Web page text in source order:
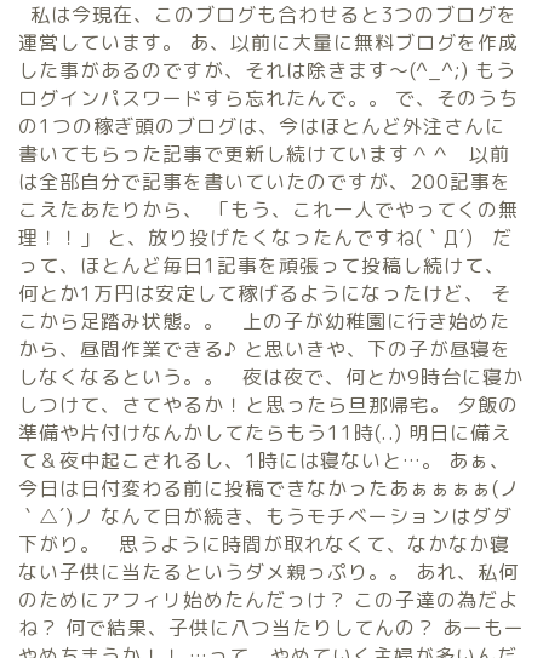
私は今現在、このブログも合わせると3つのブログを
運営しています。 あ、以前に大量に無料ブログを作成
した事があるのですが、それは除きます～(^_^;) もう
ログインパスワードすら忘れたんで。。 で、そのうち
の1つの稼ぎ頭のブログは、今はほとんど外注さんに
書いてもらった記事で更新し続けています＾＾ 以前
は全部自分で記事を書いていたのですが、200記事を
こえたあたりから、 「もう、これ一人でやってくの無
理！！」 と、放り投げたくなったんですね(｀Д´) だ
って、ほとんど毎日1記事を頑張って投稿し続けて、
何とか1万円は安定して稼げるようになったけど、 そ
こから足踏み状態。。 上の子が幼稚園に行き始めた
から、昼間作業できる♪ と思いきや、下の子が昼寝を
しなくなるという。。 夜は夜で、何とか9時台に寝か
しつけて、さてやるか！と思ったら旦那帰宅。 夕飯の
準備や片付けなんかしてたらもう11時(..) 明日に備え
て＆夜中起こされるし、1時には寝ないと…。 あぁ、
今日は日付変わる前に投稿できなかったあぁぁぁぁ(ノ
｀△´)ノ なんて日が続き、もうモチベーションはダダ
下がり。 思うように時間が取れなくて、なかなか寝
ない子供に当たるというダメ親っぷり。。 あれ、私何
のためにアフィリ始めたんだっけ？ この子達の為だよ
ね？ 何で結果、子供に八つ当たりしてんの？ あーもー